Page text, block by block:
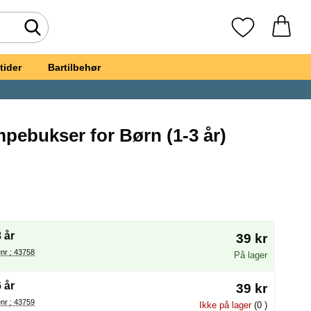
Foretag søgning Mine favoritter
Bartilbehør
for Børn (1-3 år)
af en ny radioknap vil genindlæse siden)
år
Varenr : 43758
39 kr
På lager
år
Varenr : 43759
39 kr
Ikke på lager(0 )